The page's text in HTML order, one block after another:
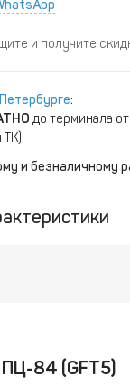
и получите
:
до терминала
ТК)
и безналичному
84 (GFT5)